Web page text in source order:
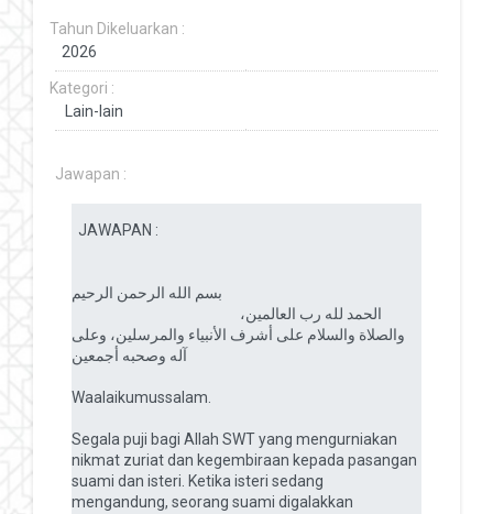
Tahun Dikeluarkan :
Kategori :
Jawapan :